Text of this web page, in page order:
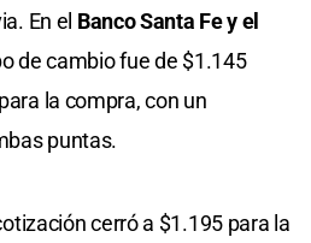
En el Banco Santa Fe y el
de cambio fue de $1.145
la compra, con un
puntas.
cerró a $1.195 para la